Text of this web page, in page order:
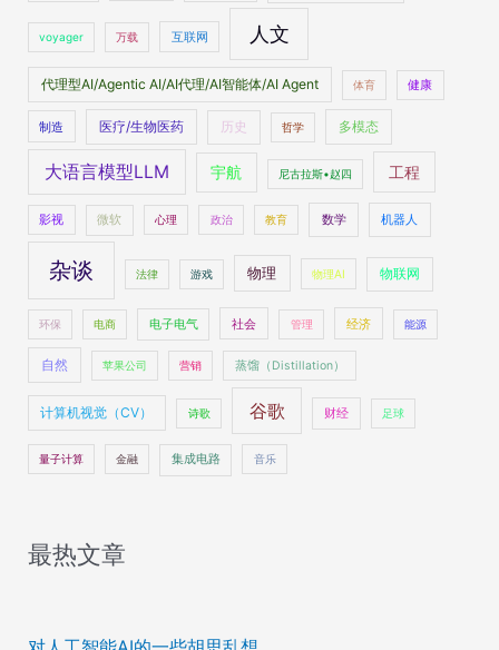
voyager 万载 互联网 人文
代理型AI/Agentic AI/AI代理/AI智能体/AI Agent 体育 健康
制造 医疗/生物医药 历史 哲学 多模态
大语言模型LLM 宇航 尼古拉斯•赵四 工程
影视 微软 心理 政治 教育 数学 机器人
杂谈 法律 游戏 物理 物理AI 物联网
环保 电商 电子电气 社会 管理 经济 能源
自然 苹果公司 营销 蒸馏（Distillation）
计算机视觉（CV） 诗歌 谷歌 财经 足球
量子计算 金融 集成电路 音乐
最热文章